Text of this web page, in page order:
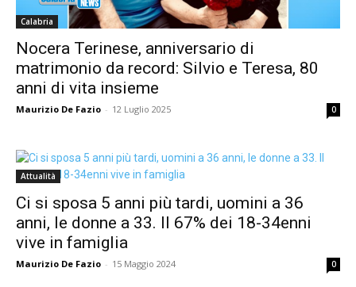
Calabria
Nocera Terinese, anniversario di
matrimonio da record: Silvio e Teresa, 80
anni di vita insieme
Maurizio De Fazio - 12 Luglio 2025 0
Attualità
Ci si sposa 5 anni più tardi, uomini a 36
anni, le donne a 33. Il 67% dei 18-34enni
vive in famiglia
Maurizio De Fazio - 15 Maggio 2024 0